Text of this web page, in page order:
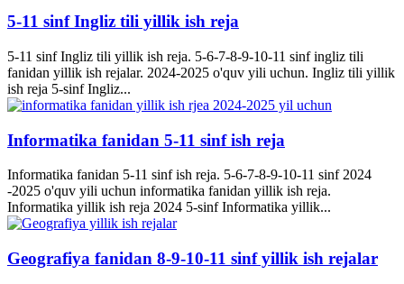
5-11 sinf Ingliz tili yillik ish reja
5-11 sinf Ingliz tili yillik ish reja. 5-6-7-8-9-10-11 sinf ingliz tili
fanidan yillik ish rejalar. 2024-2025 o'quv yili uchun. Ingliz tili yillik
ish reja 5-sinf Ingliz...
Informatika fanidan 5-11 sinf ish reja
Informatika fanidan 5-11 sinf ish reja. 5-6-7-8-9-10-11 sinf 2024
-2025 o'quv yili uchun informatika fanidan yillik ish reja.
Informatika yillik ish reja 2024 5-sinf Informatika yillik...
Geografiya fanidan 8-9-10-11 sinf yillik ish rejalar